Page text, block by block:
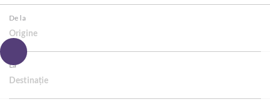
De la
Origine
La
Destinație